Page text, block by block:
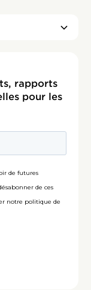
rapports
pour les